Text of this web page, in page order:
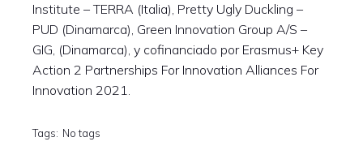
Institute – TERRA (Italia), Pretty Ugly Duckling –
PUD (Dinamarca), Green Innovation Group A/S –
GIG, (Dinamarca), y cofinanciado por Erasmus+ Key
Action 2 Partnerships For Innovation​ Alliances For
Innovation 2021.
Tags: No tags